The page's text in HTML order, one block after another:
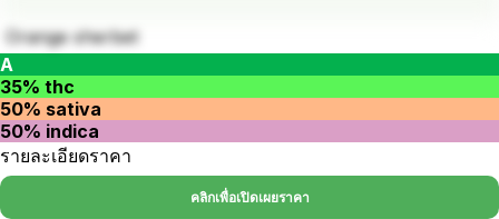
Orange sherbet
A
35% thc
50% sativa
50% indica
รายละเอียดราคา
คลิกเพื่อเปิดเผยราคา